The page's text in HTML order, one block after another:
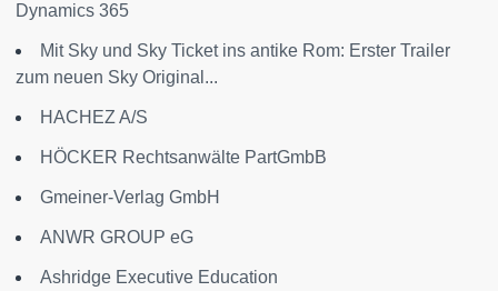
Dynamics 365
Mit Sky und Sky Ticket ins antike Rom: Erster Trailer
zum neuen Sky Original...
HACHEZ A/S
HÖCKER Rechtsanwälte PartGmbB
Gmeiner-Verlag GmbH
ANWR GROUP eG
Ashridge Executive Education